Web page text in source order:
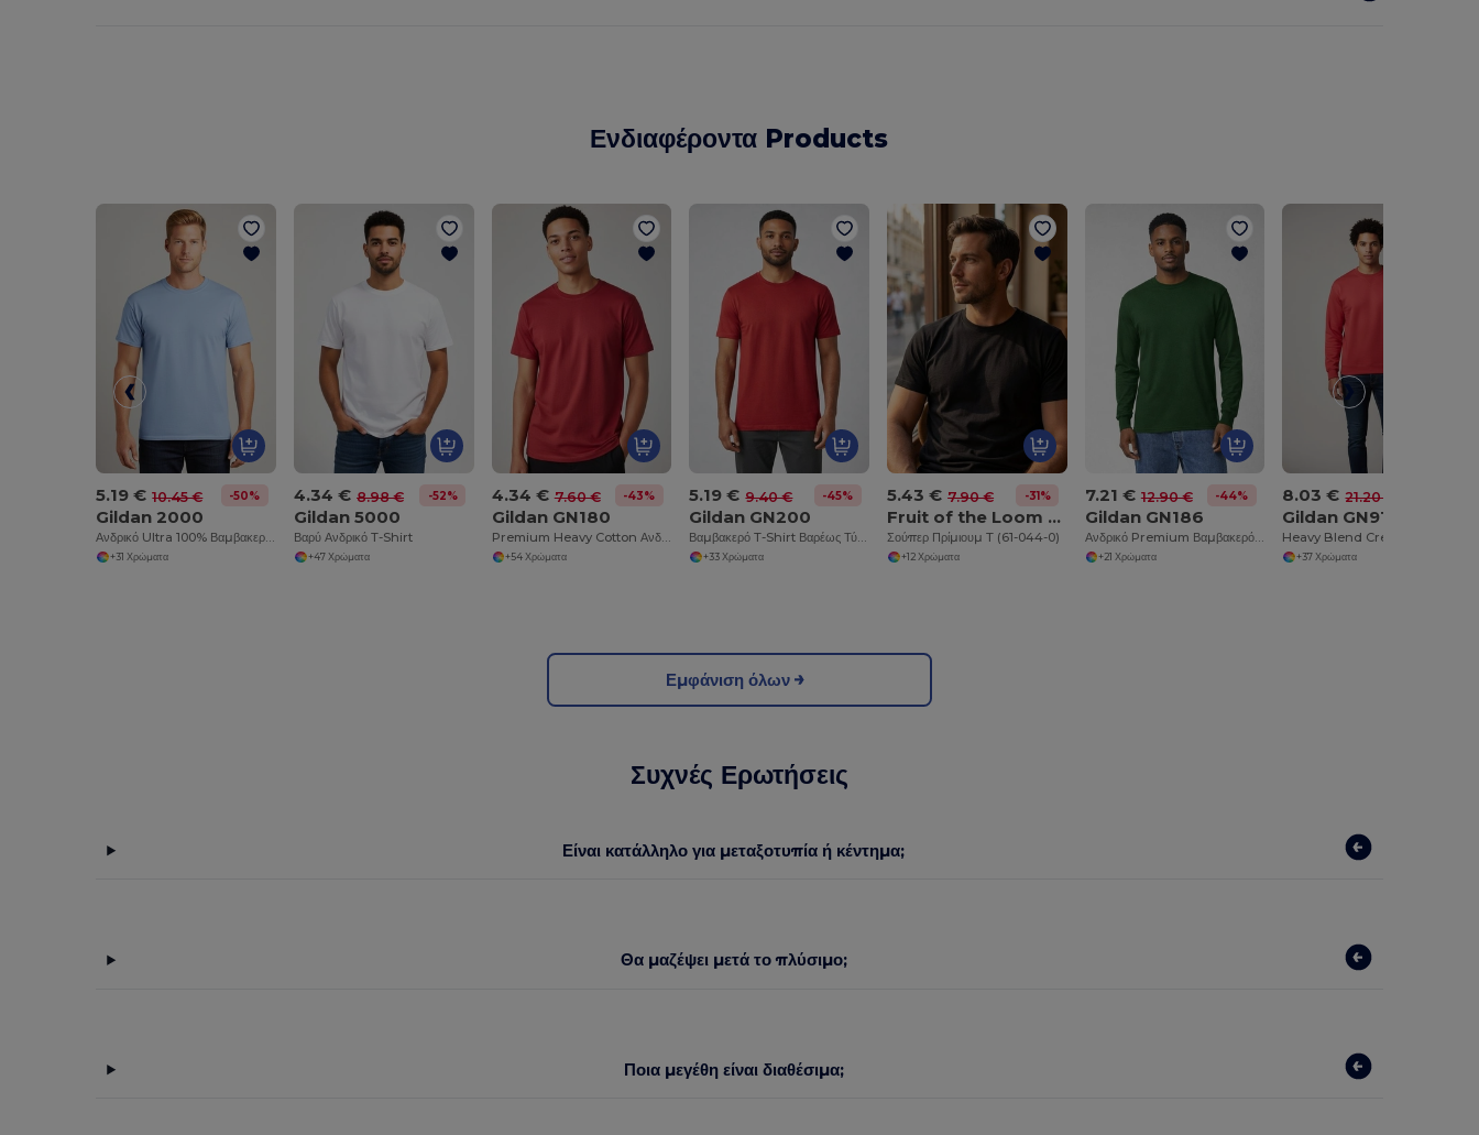
Ενδιαφέροντα Products
5.19 € 10.45 € -50%
Gildan 2000
Ανδρικό Ultra 100% Βαμβακερό T-Shirt
+31 Χρώματα
4.34 € 8.98 € -52%
Gildan 5000
Βαρύ Ανδρικό T-Shirt
+47 Χρώματα
4.34 € 7.60 € -43%
Gildan GN180
Premium Heavy Cotton Ανδρικό T-Shirt Υψηλής Αντοχής
+54 Χρώματα
5.19 € 9.40 € -45%
Gildan GN200
Βαμβακερό T-Shirt Βαρέως Τύπου Υπερβολικά Απαλό για Άνδρες
+33 Χρώματα
5.43 € 7.90 € -31%
Fruit of the Loom SC210
Σούπερ Πρίμιουμ T (61-044-0)
+12 Χρώματα
7.21 € 12.90 € -44%
Gildan GN186
Ανδρικό Premium Βαμβακερό Μακρυμάνικο T-Shirt
+21 Χρώματα
8.03 € 21.20 €
Gildan GN910
+37 Χρώματα
Εμφάνιση όλων
Συχνές Ερωτήσεις
Είναι κατάλληλο για μεταξοτυπία ή κέντημα;
Θα μαζέψει μετά το πλύσιμο;
Ποια μεγέθη είναι διαθέσιμα;